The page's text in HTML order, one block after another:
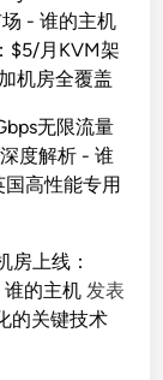
- 谁的主机
$5/月KVM架
机房全覆盖
无限流量
度解析 - 谁
高性能专用
房上线：
谁的主机 发表
的关键技术